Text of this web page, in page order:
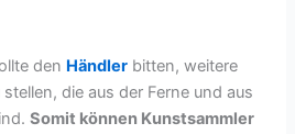
den Händler bitten, weitere
die aus der Ferne und aus
Somit können Kunstsammler